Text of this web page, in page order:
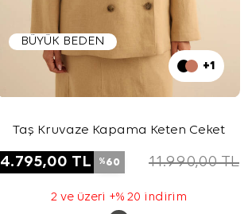
BÜYÜK BEDEN
+1
Taş Kruvaze Kapama Keten Ceket
4.795,00 TL %60 11.990,00TL
2 ve üzeri +% 20 indirim